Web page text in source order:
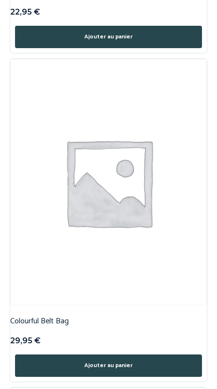
22,95 €
Ajouter au panier
Colourful Belt Bag
29,95 €
Ajouter au panier